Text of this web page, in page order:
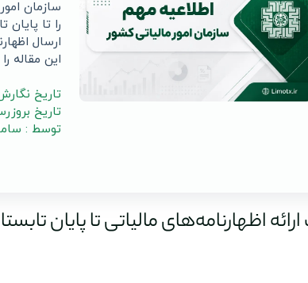
را تا
ارسال
این مقاله
تاریخ نگارش : 1405/
تاریخ بروزرسانی :
توسط :
اظهارنامه‌های مالیاتی تا پایان تابستان 1405